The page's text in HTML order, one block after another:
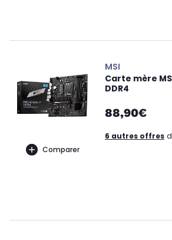
Comparer
MSI
Carte mère
DDR4
88,90€
6 autres offres